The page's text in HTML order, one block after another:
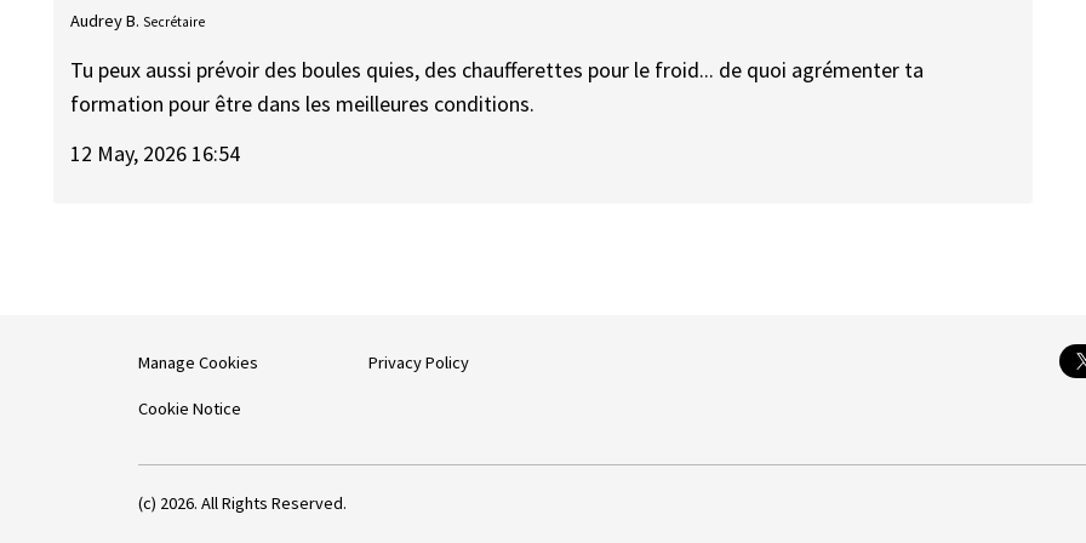
Audrey B. Secrétaire
Tu peux aussi prévoir des boules quies, des chaufferettes pour le froid... de quoi agrémenter ta
formation pour être dans les meilleures conditions.
12 May, 2026 16:54
Manage Cookies
Cookie Notice
Privacy Policy
(c) 2026. All Rights Reserved.